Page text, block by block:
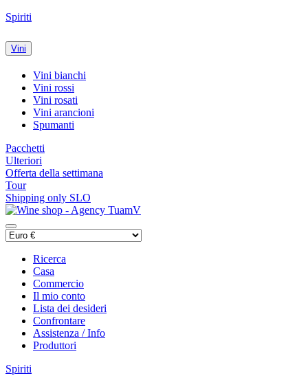
Spiriti
Vini
Vini bianchi
Vini rossi
Vini rosati
Vini arancioni
Spumanti
Pacchetti
Ulteriori
Offerta della settimana
Tour
Shipping only SLO
Ricerca
Casa
Commercio
Il mio conto
Lista dei desideri
Confrontare
Assistenza / Info
Produttori
Spiriti